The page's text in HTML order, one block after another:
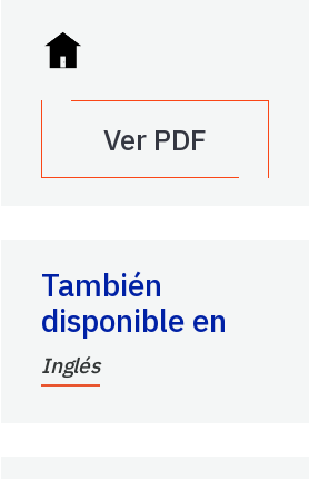
Ver PDF
También
disponible en
Inglés